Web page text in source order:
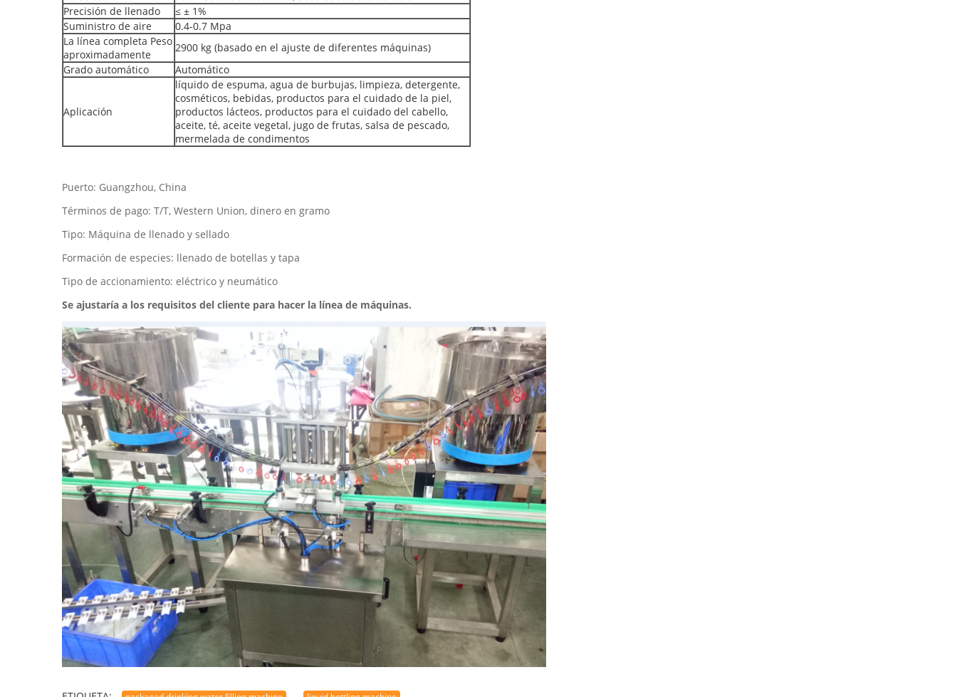
Precisión de llenado
≤ ± 1%
Suministro de aire
0.4-0.7 Mpa
La línea completa Peso
aproximadamente
2900 kg (basado en el ajuste de diferentes máquinas)
Grado automático
Automático
Aplicación
líquido de espuma, agua de burbujas, limpieza, detergente,
cosméticos, bebidas, productos para el cuidado de la piel,
productos lácteos, productos para el cuidado del cabello,
aceite, té, aceite vegetal, jugo de frutas, salsa de pescado,
mermelada de condimentos
Puerto: Guangzhou, China
Términos de pago: T/T, Western Union, dinero en gramo
Tipo: Máquina de llenado y sellado
Formación de especies: llenado de botellas y tapa
Tipo de accionamiento: eléctrico y neumático
Se ajustaría a los requisitos del cliente para hacer la línea de máquinas.